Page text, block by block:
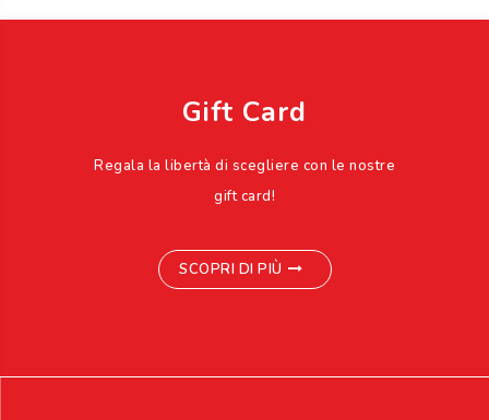
Gift Card
Regala la libertà di scegliere con le nostre
gift card!
SCOPRI DI PIÙ